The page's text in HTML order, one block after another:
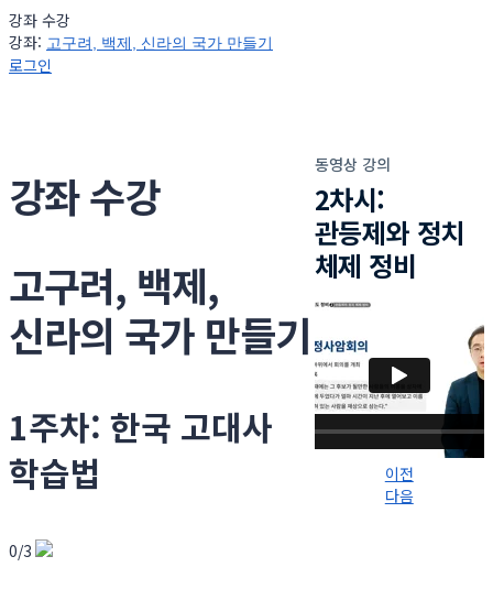
강좌 수강
강좌: 고구려, 백제, 신라의 국가 만들기
로그인
강좌 수강
고구려, 백제,
신라의 국가 만들기
1주차: 한국 고대사
학습법
0/3
동영상 강의
2차시:
관등제와 정치
체제 정비
이전
다음